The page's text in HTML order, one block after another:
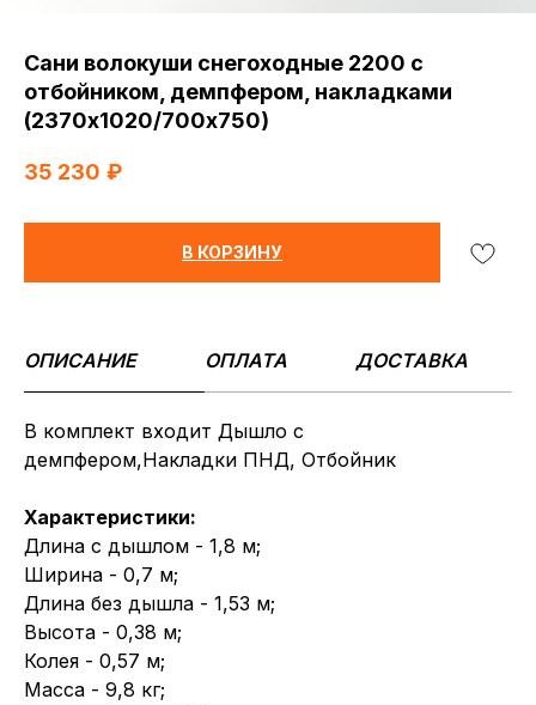
Сани волокуши снегоходные 2200 с
отбойником, демпфером, накладками
(2370х1020/700х750)
35 230 ₽
В КОРЗИНУ
ОПИСАНИЕ ОПЛАТА ДОСТАВКА
В комплект входит Дышло с
демпфером,Накладки ПНД, Отбойник
Характеристики:
Длина с дышлом - 1,8 м;
Ширина - 0,7 м;
Длина без дышла - 1,53 м;
Высота - 0,38 м;
Колея - 0,57 м;
Масса - 9,8 кг;